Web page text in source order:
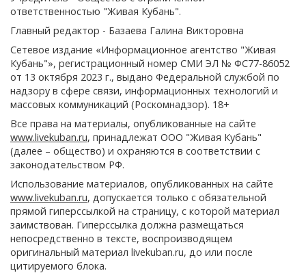
ответственностью "Живая Кубань".
Главный редактор - Базаева Галина Викторовна
Сетевое издание «Информационное агентство "Живая
Кубань"», регистрационный номер СМИ ЭЛ № ФС77-86052
от 13 октября 2023 г., выдано Федеральной службой по
надзору в сфере связи, информационных технологий и
массовых коммуникаций (Роскомнадзор). 18+
Все права на материалы, опубликованные на сайте
www.livekuban.ru, принадлежат ООО "Живая Кубань"
(далее – общество) и охраняются в соответствии с
законодательством РФ.
Использование материалов, опубликованных на сайте
www.livekuban.ru, допускается только с обязательной
прямой гиперссылкой на страницу, с которой материал
заимствован. Гиперссылка должна размещаться
непосредственно в тексте, воспроизводящем
оригинальный материал livekuban.ru, до или после
цитируемого блока.